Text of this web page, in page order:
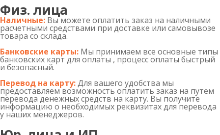
Физ. лица
Наличные: Вы можете оплатить заказ на наличными
расчетными средствами при доставке или самовывозе
товара со склада.
Банковские карты: Мы принимаем все основные типы
банковских карт для оплаты , процесс оплаты быстрый
и безопасный.
Перевод на карту:Для вашего удобства мы
предоставляем возможность оплатить заказ на путем
перевода денежных средств на карту. Вы получите
информацию о необходимых реквизитах для перевода
у наших менеджеров.